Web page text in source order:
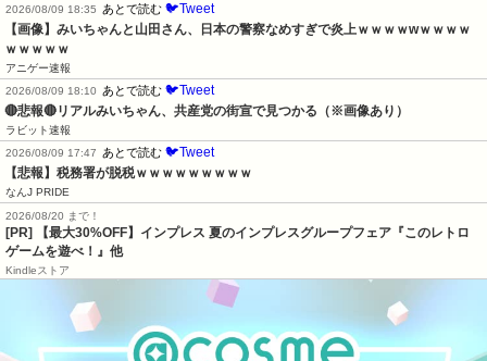
2026/08/09 18:35
あとで読む 🐦Tweet
【画像】みいちゃんと山田さん、日本の警察なめすぎで炎上ｗｗｗｗwｗｗｗｗ
ｗｗｗｗｗ
アニゲー速報
2026/08/09 18:10
あとで読む 🐦Tweet
🔴悲報🔴リアルみいちゃん、共産党の街宣で見つかる（※画像あり）
ラビット速報
2026/08/09 17:47
あとで読む 🐦Tweet
【悲報】税務署が脱税ｗｗｗｗｗｗｗｗｗ
なんJ PRIDE
2026/08/20 まで！
[PR]
【最大30%OFF】インプレス 夏のインプレスグループフェア『このレトロ
ゲームを遊べ！』他
Kindleストア